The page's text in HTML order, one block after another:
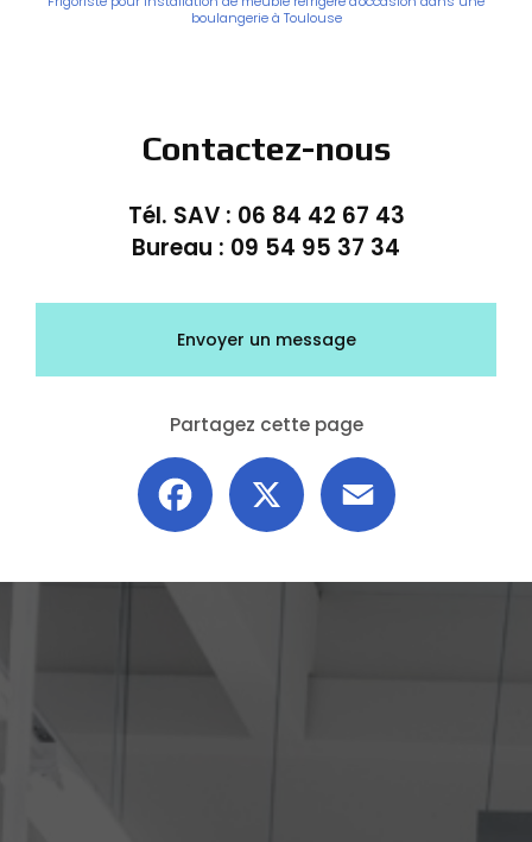
boulangerie à Toulouse
Contactez-nous
Tél. SAV : 06 84 42 67 43
Bureau : 09 54 95 37 34
Envoyer un message
Partagez cette page
Facebook